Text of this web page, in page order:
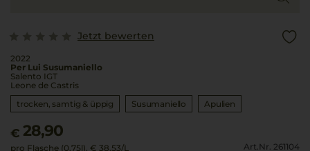
Jetzt bewerten
2022
Per Lui Susumaniello
Salento IGT
Leone de Castris
trocken, samtig & üppig
Susumaniello Apulien
€ 28,90
pro Flasche (0.75l), € 38,53/L
Art.Nr. 261104